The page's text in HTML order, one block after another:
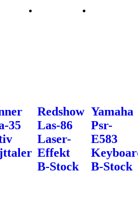
35
Redshow
Las-86
Laser-
Effekt
B-Stock
Yamaha
Psr-
E583
B-Stock